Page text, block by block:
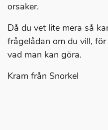
orsaker.
Då du vet lite mera så
frågelådan om du vill,
vad man kan göra.
Kram från Snorkel